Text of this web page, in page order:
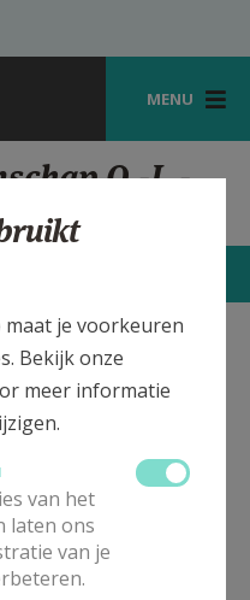
MENU
O.-L.-
Huldenberg
alsook een lijst met
TONEN
je voorkeuren
Bekijk onze
meer informatie
van het
laten ons
van je